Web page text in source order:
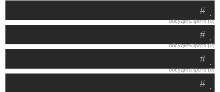
.
#
обсудить фото (0)
.
#
обсудить фото (0)
.
#
обсудить фото (0)
.
#